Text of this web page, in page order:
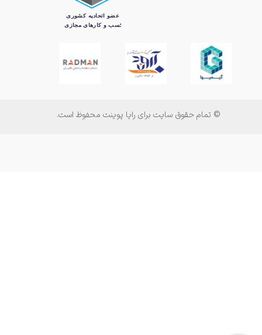
© تمام حقوق سایت برای رایا پوینت محفوظ است.